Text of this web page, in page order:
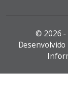
© 2026
Desenvolvido